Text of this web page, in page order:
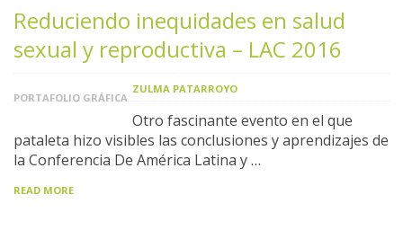
Reduciendo inequidades en salud
sexual y reproductiva – LAC 2016
PORTAFOLIO GRÁFICA
ZULMA PATARROYO
Otro fascinante evento en el que
pataleta hizo visibles las conclusiones y aprendizajes de
la Conferencia De América Latina y …
READ MORE